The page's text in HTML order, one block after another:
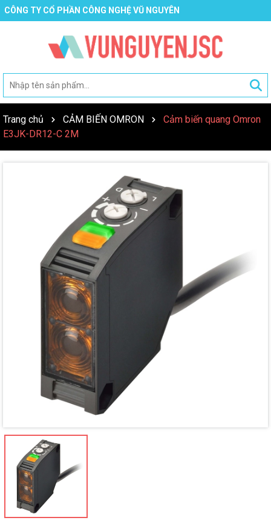
CÔNG TY CỔ PHẦN CÔNG NGHỆ VŨ NGUYÊN
Trang chủ CẢM BIẾN OMRON
Cảm biến quang Omron
E3JK-DR12-C 2M
Mã giảm giá:
Ngày hết hạn: